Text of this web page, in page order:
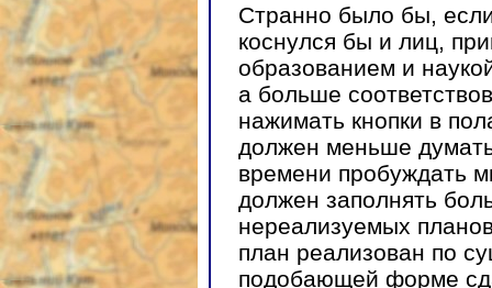
Странно было бы,
коснулся бы и лиц,
образованием и
а больше
нажимать кнопки в
должен меньше
времени пробуждать
должен заполнять
нереализуемых
план реализован по
подобающей форме